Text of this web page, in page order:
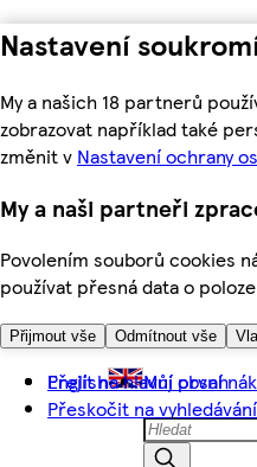
Nastavení
My a našich 18 partnerů
zobrazovat například také
změnit v Nastavení ochrany
My a naši partneři
Povolením souborů cookies
používat přesná data o
Přijmout vše Odmítnout vše
Přejít na hlavní obsah
Přeskočit na vyhledávání
English Můj první